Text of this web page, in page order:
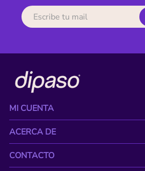
MI CUENTA
ACERCA DE
CONTACTO